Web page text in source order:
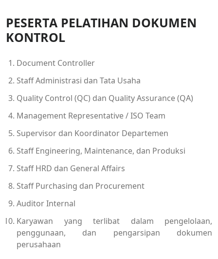
PESERTA PELATIHAN DOKUMEN
KONTROL
Document Controller
Staff Administrasi dan Tata Usaha
Quality Control (QC) dan Quality Assurance (QA)
Management Representative / ISO Team
Supervisor dan Koordinator Departemen
Staff Engineering, Maintenance, dan Produksi
Staff HRD dan General Affairs
Staff Purchasing dan Procurement
Auditor Internal
Karyawan yang terlibat dalam pengelolaan,
penggunaan, dan pengarsipan dokumen
perusahaan